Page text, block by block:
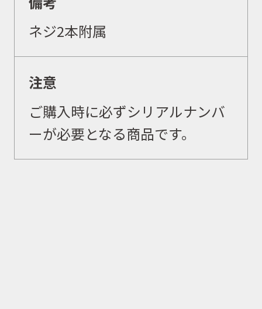
ネジ2本附属
注意
ご購入時に必ずシリアルナンバ
ーが必要となる商品です。